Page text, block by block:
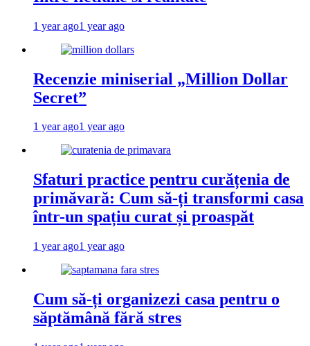
1 year ago1 year ago
Recenzie miniserial „Million Dollar
Secret”
1 year ago1 year ago
Sfaturi practice pentru curățenia de
primăvară: Cum să-ți transformi casa
într-un spațiu curat și proaspăt
1 year ago1 year ago
Cum să-ți organizezi casa pentru o
săptămână fără stres